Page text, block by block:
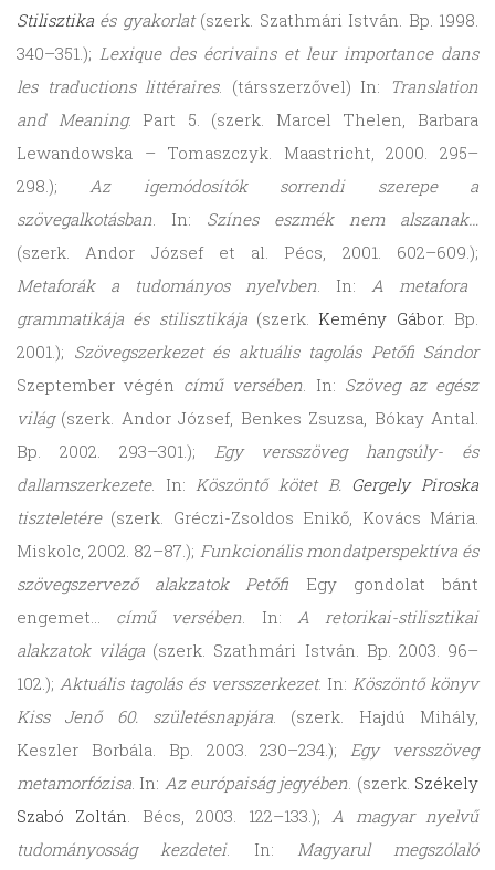
Stilisztika és gyakorlat(szerk. Szathmári István. Bp. 1998.
340–351.); Lexique des écrivains et leur importance dans
les traductions littéraires. (társszerzővel) In:
Translation
and Meaning. Part 5. (szerk. Marcel Thelen, Barbara
Lewandowska – Tomaszczyk. Maastricht, 2000. 295–
298.);Az igemódosítók sorrendi szerepe a
szövegalkotásban. In: Színes eszmék nem alszanak…
(szerk. Andor József et al. Pécs, 2001. 602–609.);
Metaforák a tudományos nyelvben. In: A metafora
grammatikája és stilisztikája(szerk. Kemény Gábor. Bp.
2001.); Szövegszerkezet és aktuális tagolás Petőfi Sándor
Szeptember végén című versében. In: Szöveg az egész
világ(szerk. Andor József, Benkes Zsuzsa, Bókay Antal.
Bp. 2002. 293–301.); Egy versszöveg hangsúly- és
dallamszerkezete. In: Köszöntő kötet B. Gergely Piroska
tiszteletére(szerk. Gréczi-Zsoldos Enikő, Kovács Mária.
Miskolc, 2002. 82–87.); Funkcionális mondatperspektíva és
szövegszervező alakzatok Petőfi Egy gondolat bánt
engemet… című versében. In: A retorikai-stilisztikai
alakzatok világa (szerk. Szathmári István. Bp. 2003. 96–
102.);Aktuális tagolás és versszerkezet. In: Köszöntő könyv
Kiss Jenő 60. születésnapjára. (szerk. Hajdú Mihály,
Keszler Borbála. Bp. 2003. 230–234.);Egy versszöveg
metamorfózisa. In: Az európaiság jegyében. (szerk. Székely
Szabó Zoltán. Bécs, 2003. 122–133.);A magyar nyelvű
tudományosság kezdetei. In: Magyarul megszólaló